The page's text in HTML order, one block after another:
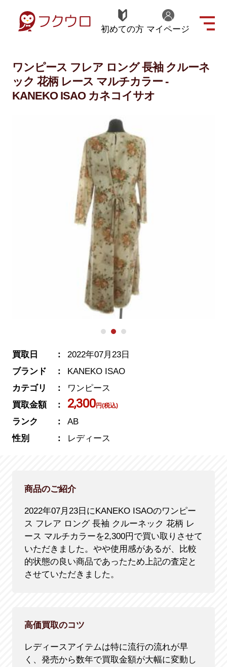
初めての方 マイページ
ワンピース フレア ロング 長袖 クルーネ
ック 花柄 レース マルチカラー -
KANEKO ISAO カネコイサオ
買取日
2022年07月23日
ブランド
KANEKO ISAO
カテゴリ
ワンピース
買取金額
2,300円(税込)
ランク
AB
性別
レディース
商品のご紹介
2022年07月23日にKANEKO ISAOのワンピー
ス フレア ロング 長袖 クルーネック 花柄 レ
ース マルチカラーを2,300円で買い取りさせて
いただきました。やや使用感があるが、比較
的状態の良い商品であったため上記の査定と
させていただきました。
高価買取のコツ
レディースアイテムは特に流行の流れが早
く、発売から数年で買取金額が大幅に変動し